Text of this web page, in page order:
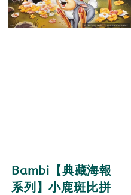
Bambi【典藏海報
系列】小鹿斑比拼